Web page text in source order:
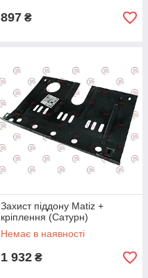
897 ₴
Захист піддону Matiz +
кріплення (Сатурн)
Немає в наявності
1 932 ₴